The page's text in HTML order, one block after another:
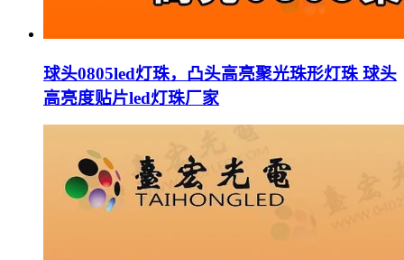
球头0805led灯珠，凸头高亮聚光珠形灯珠 球头
高亮度贴片led灯珠厂家